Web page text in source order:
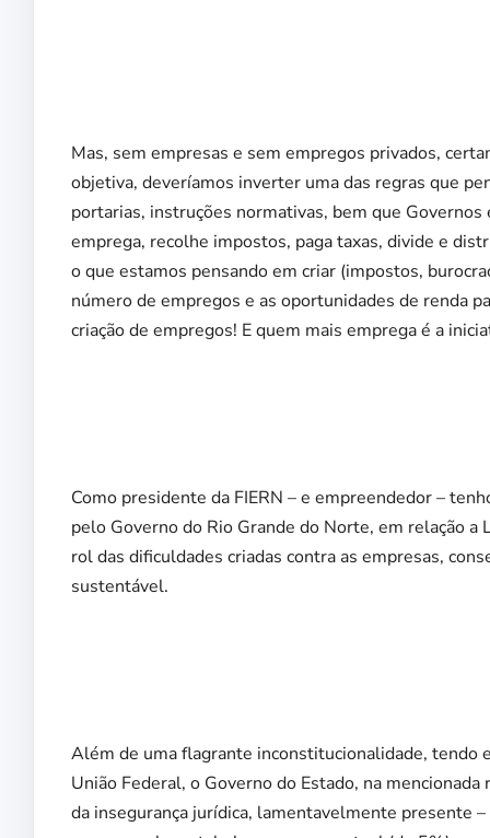
Mas, sem empresas e sem empregos privados,
objetiva, deveríamos inverter uma das regras que
portarias, instruções normativas, bem que
emprega, recolhe impostos, paga taxas, divide e
o que estamos pensando em criar (impostos,
número de empregos e as oportunidades de renda
criação de empregos! E quem mais emprega é a
Como presidente da FIERN – e empreendedor –
pelo Governo do Rio Grande do Norte, em relação
rol das dificuldades criadas contra as empresas,
sustentável.
Além de uma flagrante inconstitucionalidade, tendo
União Federal, o Governo do Estado, na
da insegurança jurídica, lamentavelmente presente